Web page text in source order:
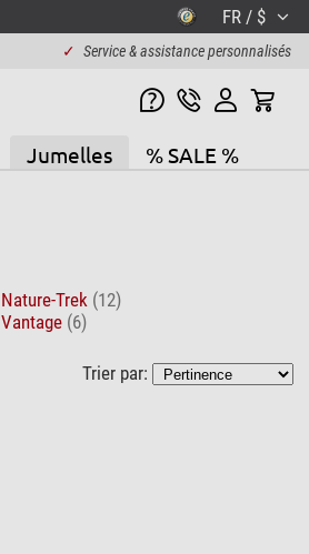
FR / $
✓ Service & assistance personnalisés
Jumelles % SALE %
Nature-Trek (12)
Vantage (6)
Trier par: